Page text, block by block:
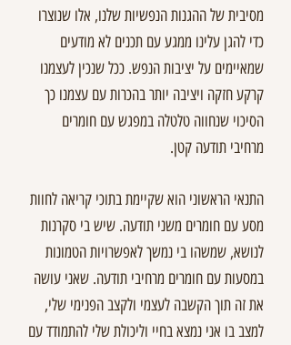
מסיבית של ההגנות הנפשיות שלנו, אלו שנוצרו
כדי להגן עלינו ממגע עם תכנים לא מודעים
שמאיימים על יציבות הנפש. ככל שנכין לעצמנו
קרקע חזקה ויציבה יותר בהכרות עם עצמנו כך
הסיכוי שנחווה טלטלה במפגש עם חומרים
מרחיבי תודעה קטן.
התנאי הראשוני הוא שקיימת בתוכי קריאה לחוות
מסע עם חומרים משני תודעה. שיש בי סקרנות
לנושא, שמשהו בי נמשך לאפשרויות הטמונות
במסעות עם חומרים מרחיבי תודעה. שאני עושה
את זה תוך הקשבה לעצמי ולקצב הפנימי שלי,
למצב בו אני נמצא בחיי וליכולת שלי להתמודד עם